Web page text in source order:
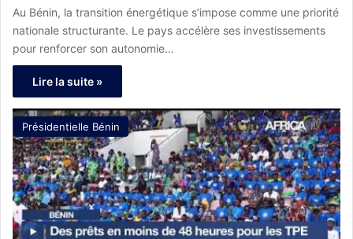
Au Bénin, la transition énergétique s’impose comme une priorité
nationale structurante. Le pays accélère ses investissements
pour renforcer son autonomie…
Lire la suite »
Présidentielle Bénin